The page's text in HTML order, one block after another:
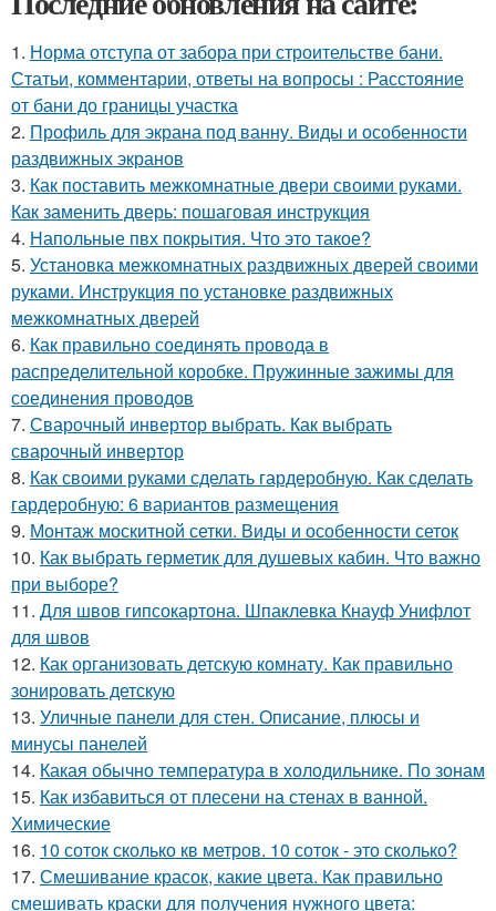
1. Норма отступа от забора при строительстве бани.
Статьи, комментарии, ответы на вопросы : Расстояние
от бани до границы участка
2. Профиль для экрана под ванну. Виды и особенности
раздвижных экранов
3. Как поставить межкомнатные двери своими руками.
Как заменить дверь: пошаговая инструкция
4. Напольные пвх покрытия. Что это такое?
5. Установка межкомнатных раздвижных дверей своими
руками. Инструкция по установке раздвижных
межкомнатных дверей
6. Как правильно соединять провода в
распределительной коробке. Пружинные зажимы для
соединения проводов
7. Сварочный инвертор выбрать. Как выбрать
сварочный инвертор
8. Как своими руками сделать гардеробную. Как сделать
гардеробную: 6 вариантов размещения
9. Монтаж москитной сетки. Виды и особенности сеток
10. Как выбрать герметик для душевых кабин. Что важно
при выборе?
11. Для швов гипсокартона. Шпаклевка Кнауф Унифлот
для швов
12. Как организовать детскую комнату. Как правильно
зонировать детскую
13. Уличные панели для стен. Описание, плюсы и
минусы панелей
14. Какая обычно температура в холодильнике. По зонам
15. Как избавиться от плесени на стенах в ванной.
Химические
16. 10 соток сколько кв метров. 10 соток - это сколько?
17. Смешивание красок, какие цвета. Как правильно
смешивать краски для получения нужного цвета: